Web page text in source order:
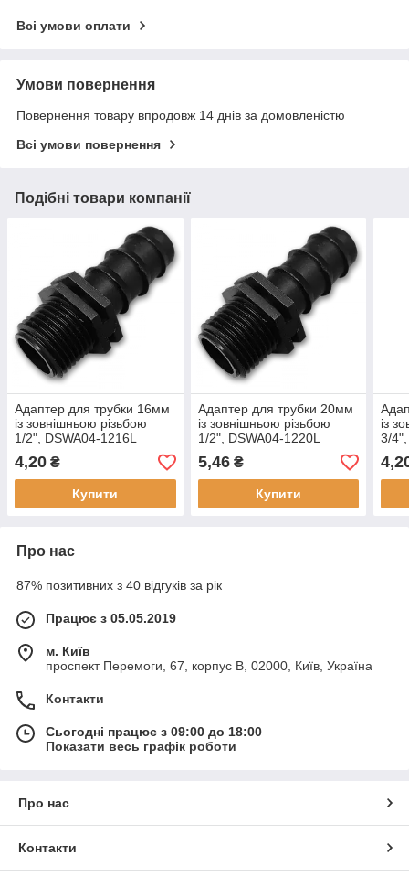
Всі умови оплати
Умови повернення
Повернення товару впродовж 14 днів за домовленістю
Всі умови повернення
Подібні товари компанії
Адаптер для трубки 16мм
із зовнішньою різьбою
1/2", DSWA04-1216L
4,20 ₴
Купити
Адаптер для трубки 20мм
із зовнішньою різьбою
1/2", DSWA04-1220L
5,46₴
Купити
із
3/
Про нас
87% позитивних з 40 відгуків за рік
Працює з 05.05.2019
м. Київ
проспект Перемоги, 67, корпус В, 02000, Київ, Україна
Контакти
Сьогодні працює з 09:00 до 18:00
Показати весь графік роботи
Про нас
Контакти